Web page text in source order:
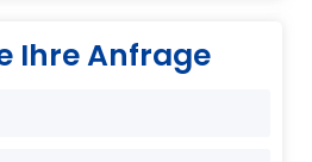
Ihre Anfrage